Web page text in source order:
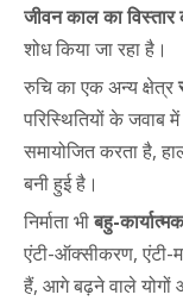
जीवन काल का
शोध किया जा रहा है।
रुचि का एक अन्य क्षेत्र
परिस्थितियों के जवाब
समायोजित करता है,
बनी हुई है।
निर्माता भीबहु-
एंटी-ऑक्सीकरण, एंटी-
हैं, आगे बढ़ने वाले